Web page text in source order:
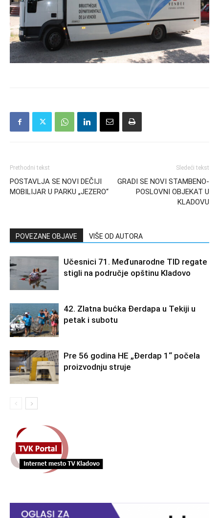
Prethodni tekst
POSTAVLJA SE NOVI DEČIJI
MOBILIJAR U PARKU „JEZERO“
Sledeći tekst
GRADI SE NOVI STAMBENO-
POSLOVNI OBJEKAT U
KLADOVU
POVEZANE OBJAVE VIŠE OD AUTORA
Učesnici 71. Međunarodne TID regate
stigli na područje opštinu Kladovo
42. Zlatna bućka Đerdapa u Tekiji u
petak i subotu
Pre 56 godina HE „Đerdap 1“ počela
proizvodnju struje